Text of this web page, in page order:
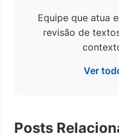
Equipe que atua
revisão de
Ver
Posts